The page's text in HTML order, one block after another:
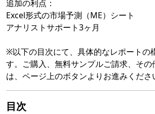
追加の利点：
Excel形式の市場予測（ME）シート
アナリストサポート3ヶ月
※以下の目次にて、具体的なレポートの
す。ご購入、無料サンプルご請求、そ
は、ページ上のボタンよりお進みくださ
目次